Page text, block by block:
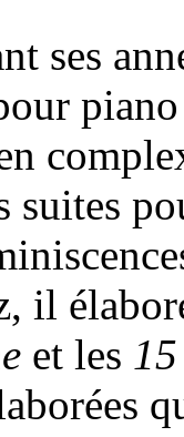
ses
suites
il
et les